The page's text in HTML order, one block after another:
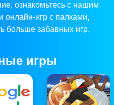
ознакомьтесь с нашим
онлайн-игр с палками,
больше забавных игр,
игры